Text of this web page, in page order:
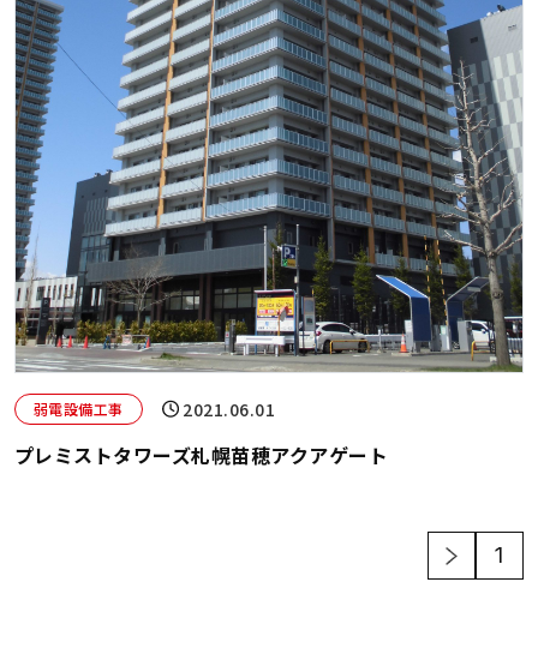
弱電設備工事 2021.06.01
プレミストタワーズ札幌苗穂アクアゲート
1